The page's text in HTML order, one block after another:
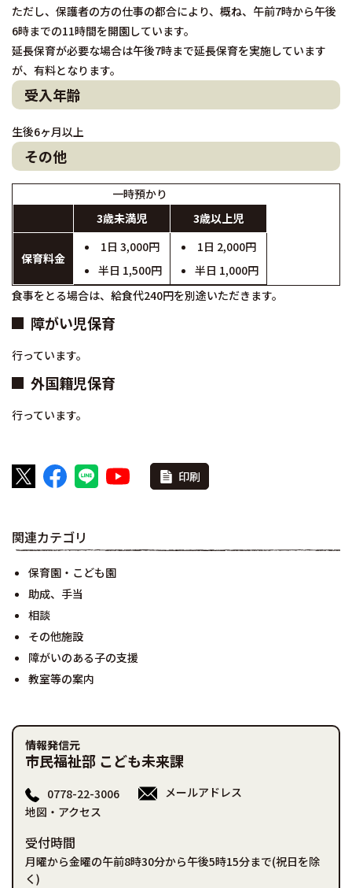
ただし、保護者の方の仕事の都合により、概ね、午前7時から午後
6時までの11時間を開園しています。
延長保育が必要な場合は午後7時まで延長保育を実施しています
が、有料となります。
受入年齢
生後6ヶ月以上
その他
一時預かり
3歳未満児
3歳以上児
保育料金
1日 3,000円
半日 1,500円
1日 2,000円
半日 1,000円
食事をとる場合は、給食代240円を別途いただきます。
障がい児保育
行っています。
外国籍児保育
行っています。
印刷
関連カテゴリ
保育園・こども園
助成、手当
相談
その他施設
障がいのある子の支援
教室等の案内
情報発信元
市民福祉部 こども未来課
0778-22-3006
メールアドレス
地図・アクセス
受付時間
月曜から金曜の午前8時30分から午後5時15分まで(祝日を除
く)